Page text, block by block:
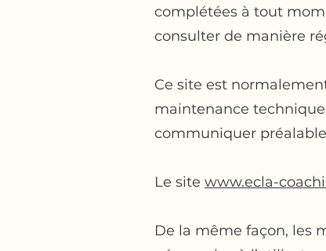
complétées à tout
consulter de manière
Ce site est
maintenance
communiquer
Le site www.ecla-
De la même façon, les